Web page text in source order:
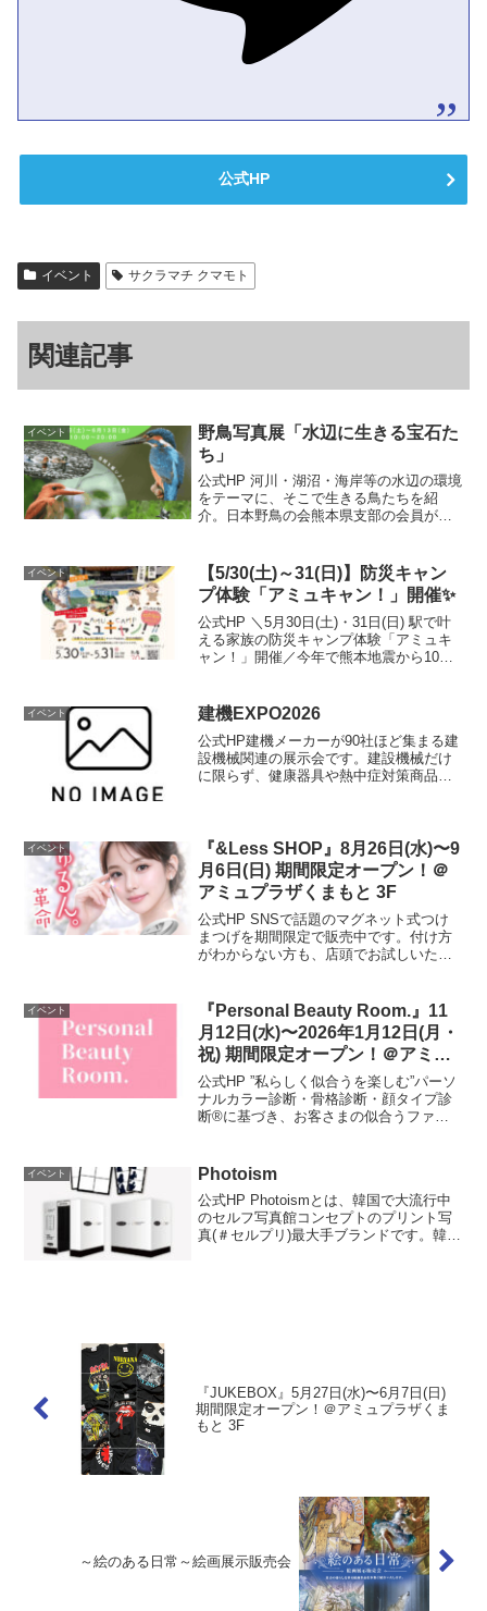
公式HP
イベント サクラマチ クマモト
関連記事
イベント
野鳥写真展「水辺に生きる宝石た
ち」
公式HP 河川・湖沼・海岸等の水辺の環境
をテーマに、そこで生きる鳥たちを紹
介。日本野鳥の会熊本県支部の会員が、
した作品32点を展示。期間2025年6月7日
（土）～6...
イベント
【5/30(土)～31(日)】防災キャン
プ体験「アミュキャン！」開催✨
公式HP ＼5月30日(土)・31日(日) 駅で叶
える家族の防災キャンプ体験「アミュキ
ャン！」開催／今年で熊本地震から10
備える」キャンプ、防災について楽しく
学べるイベ...
イベント 建機EXPO2026
公式HP建機メーカーが90社ほど集まる建
設機械関連の展示会です。建設機械だけ
に限らず、健康器具や熱中症対策商品な
キッチンカーなどで賑...
イベント
『&Less SHOP』8月26日(水)〜9
月6日(日) 期間限定オープン！＠
アミュプラザくまもと 3F
公式HP SNSで話題のマグネット式つけ
まつげを期間限定で販売中です。付け方
がわからない方も、店頭でお試しいただ
イベント
『Personal Beauty Room.』11
月12日(水)〜2026年1月12日(月・
祝) 期間限定オープン！＠アミュ
プラザくまもと 5F
公式HP ”私らしく似合うを楽しむ”パーソ
ナルカラー診断・骨格診断・顔タイプ診
断®︎に基づき、お客さまの似合うファッ
コチラから開催場所はこちら▼ 公式HP
イベント Photoism
公式HP Photoismとは、韓国で⼤流⾏中
のセルフ写真館コンセプトのプリント写
真(＃セルプリ)最大手ブランドです。韓国
『JUKEBOX』5月27日(水)〜6月7日(日)
期間限定オープン！＠アミュプラザくま
もと 3F
～絵のある日常～絵画展示販売会